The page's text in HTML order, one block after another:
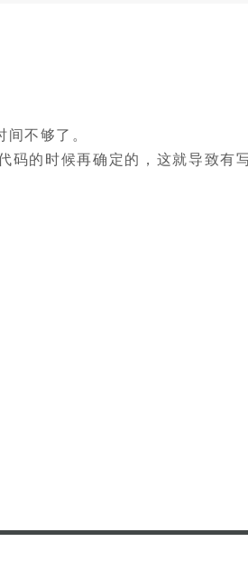
不够了。
码的时候再确定的，这就导致有